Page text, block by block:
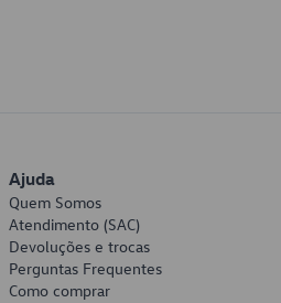
Ajuda
Quem Somos
Atendimento (SAC)
Devoluções e trocas
Perguntas Frequentes
Como comprar